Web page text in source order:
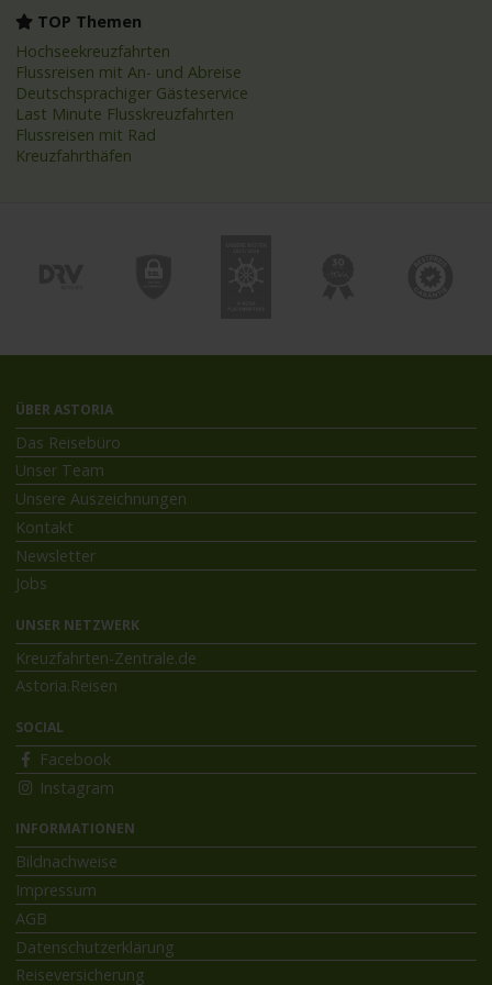
TOP Themen
Hochseekreuzfahrten
Flussreisen mit An- und Abreise
Deutschsprachiger Gästeservice
Last Minute Flusskreuzfahrten
Flussreisen mit Rad
Kreuzfahrthäfen
ÜBER ASTORIA
Das Reisebüro
Unser Team
Unsere Auszeichnungen
Kontakt
Newsletter
Jobs
UNSER NETZWERK
Kreuzfahrten-Zentrale.de
Astoria.Reisen
SOCIAL
Facebook
Instagram
INFORMATIONEN
Bildnachweise
Impressum
AGB
Datenschutzerklärung
Reiseversicherung